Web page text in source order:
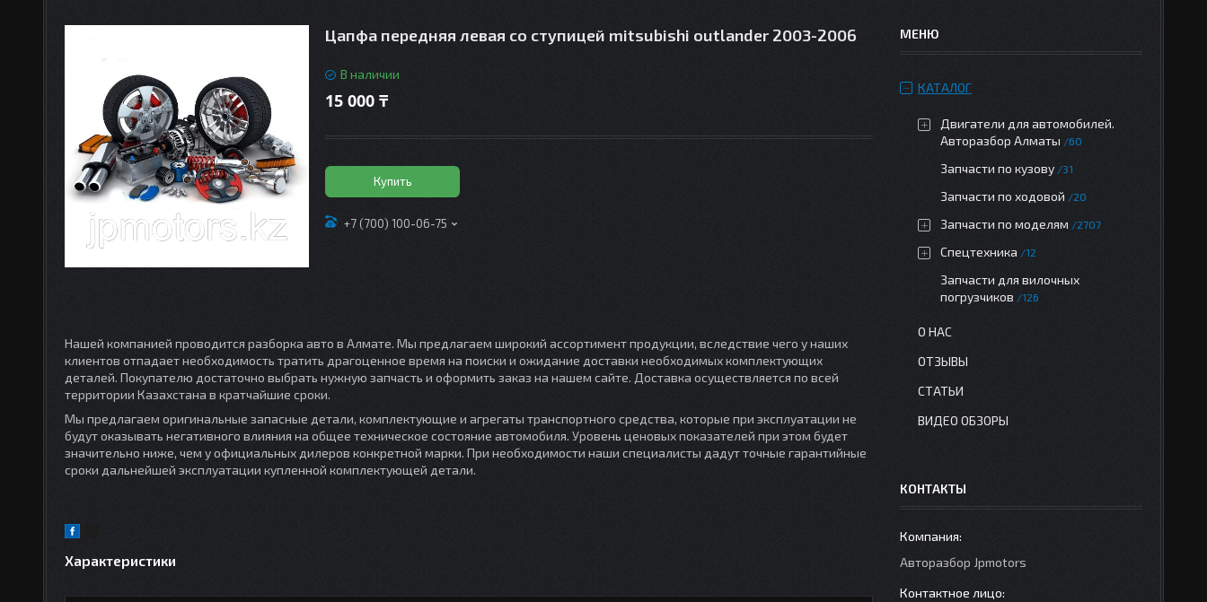
Цапфа передняя левая со ступицей mitsubishi outlander 2003-2006
В наличии
15 000 ₸
Купить
+7 (700) 100-06-75
Нашей компанией проводится разборка авто в Алмате. Мы предлагаем широкий ассортимент продукции, вследствие чего у наших
клиентов отпадает необходимость тратить драгоценное время на поиски и ожидание доставки необходимых комплектующих
деталей. Покупателю достаточно выбрать нужную запчасть и оформить заказ на нашем сайте. Доставка осуществляется по всей
территории Казахстана в кратчайшие сроки.
Мы предлагаем оригинальные запасные детали, комплектующие и агрегаты транспортного средства, которые при эксплуатации не
будут оказывать негативного влияния на общее техническое состояние автомобиля. Уровень ценовых показателей при этом будет
значительно ниже, чем у официальных дилеров конкретной марки. При необходимости наши специалисты дадут точные гарантийные
сроки дальнейшей эксплуатации купленной комплектующей детали.
Характеристики
КАТАЛОГ
Двигатели для автомобилей.
Авторазбор Алматы
60
Запчасти по кузову 31
Запчасти по ходовой 20
Запчасти по моделям 2707
Спецтехника 12
Запчасти для вилочных
погрузчиков
126
О НАС
ОТЗЫВЫ
СТАТЬИ
ВИДЕО ОБЗОРЫ
КОНТАКТЫ
Авторазбор Jpmotors